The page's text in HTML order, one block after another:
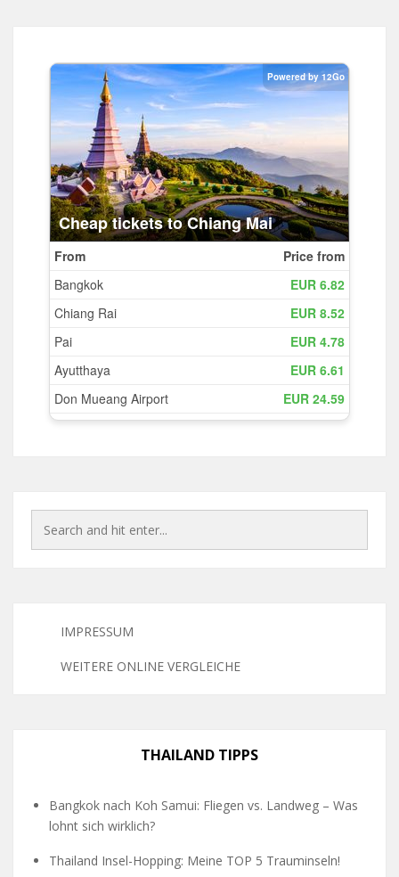
IMPRESSUM
WEITERE ONLINE VERGLEICHE
THAILAND TIPPS
Bangkok nach Koh Samui: Fliegen vs. Landweg – Was
lohnt sich wirklich?
Thailand Insel-Hopping: Meine TOP 5 Trauminseln!